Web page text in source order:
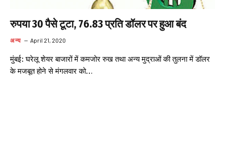
रुपया 30 पैसे टूटा, 76.83 प्रति डॉलर पर हुआ बंद
अन्य April 21, 2020
मुंबई: घरेलू शेयर बाजारों में कमजोर रुख तथा अन्य मुद्राओं की तुलना में डॉलर
के मजबूत होने से मंगलवार को…